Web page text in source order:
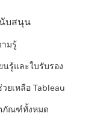
บสนุน
มรู้
นรู้และใบรับรอง
ยเหลือ Tableau
ภัณฑ์ทั้งหมด